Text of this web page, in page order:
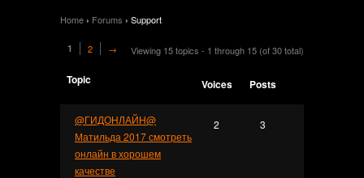
Home › Forums › Support
Viewing 15 topics - 1 through 15 (of 30 total)
1 2 →
Topic Voices Posts
@ГИДОНЛАЙН@
Матильда 2017 смотреть
онлайн в хорошем
качестве
2 3